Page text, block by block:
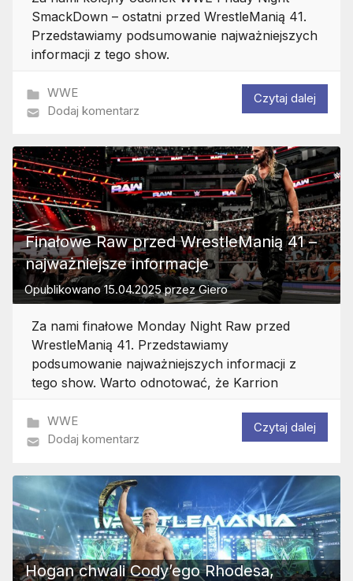
SmackDown – ostatni przed WrestleManią 41.
Przedstawiamy podsumowanie najważniejszych
informacji z tego show.
WWE
Dodaj komentarz
Czytaj dalej
Finałowe Raw przed WrestleManią 41 –
najważniejsze informacje
Opublikowano15.04.2025przezGiero
Za nami finałowe Monday Night Raw przed
WrestleManią 41. Przedstawiamy
podsumowanie najważniejszych informacji z
tego show. Warto odnotować, że Karrion
WWE
Dodaj komentarz
Czytaj dalej
Hogan chwali Cody’ego Rhodesa,